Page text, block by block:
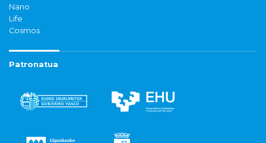
Nano
Life
Cosmos
Patronatua